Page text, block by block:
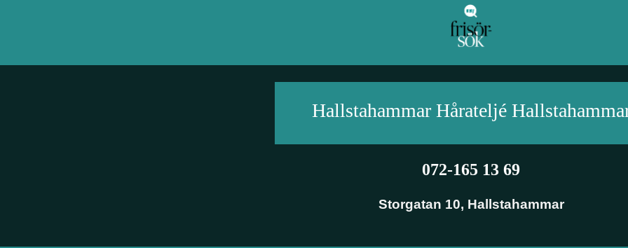
Hallstahammar Hårateljé
072-165 13 69
Storgatan 10, Hallstahammar